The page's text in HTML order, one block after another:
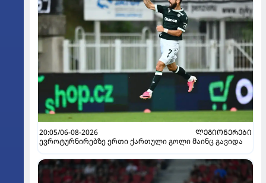
20:05/06-08-2026
ᲚᲔᲒᲘᲝᲜᲔᲠᲔᲑᲘ
ევროტურნირებზე ერთი ქართული გოლი მაინც გავიდა